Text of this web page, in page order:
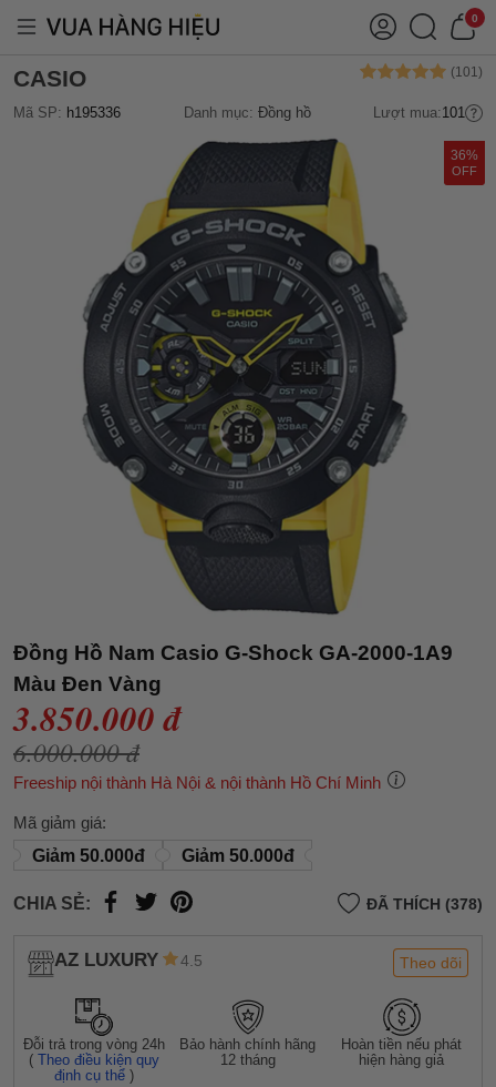
0
CASIO
Mã SP: h195336 Danh mục: Đồng hồ Lượt mua:101
36%
OFF
Đồng Hồ Nam Casio G-Shock GA-2000-1A9
Màu Đen Vàng
3.850.000 đ
6.000.000 đ
Freeship nội thành Hà Nội & nội thành Hồ Chí Minh
Mã giảm giá:
Giảm 50.000đ
Giảm 50.000đ
CHIA SẺ: ĐÃ THÍCH (378)
AZ LUXURY 4.5 Theo dõi
Đỗi trả trong vòng 24h
(Theo điều kiện quy
định cụ thể )
Bảo hành chính hãng
12 tháng
Hoàn tiền nếu phát
hiện hàng giả